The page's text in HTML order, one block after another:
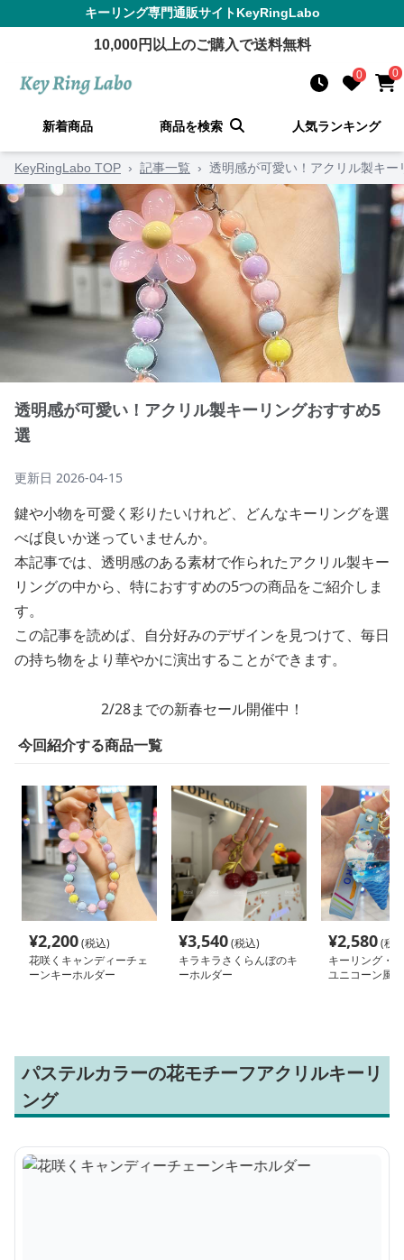
キーリング専門通販サイトKeyRingLabo
10,000円以上のご購入で送料無料
0 0
新着商品 商品を検索 人気ランキング
KeyRingLabo TOP › 記事一覧 › 透明感が可愛い！アクリル製キー
透明感が可愛い！アクリル製キーリングおすすめ5
選
更新日 2026-04-15
鍵や小物を可愛く彩りたいけれど、どんなキーリングを選
べば良いか迷っていませんか。
本記事では、透明感のある素材で作られたアクリル製キー
リングの中から、特におすすめの5つの商品をご紹介しま
す。
この記事を読めば、自分好みのデザインを見つけて、毎日
の持ち物をより華やかに演出することができます。
2/28までの新春セール開催中！
今回紹介する商品一覧
¥2,200(税込)
花咲くキャンディーチェ
ーンキーホルダー
¥3,540(税込)
キラキラさくらんぼのキ
ーホルダー
¥2,580(税
キーリング・
ユニコーン風
パステルカラーの花モチーフアクリルキーリ
ング